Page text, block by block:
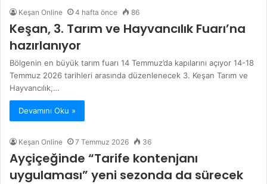
Keşan Online 4 hafta önce 86
Keşan, 3. Tarım ve Hayvancılık Fuarı’na
hazırlanıyor
Bölgenin en büyük tarım fuarı 14 Temmuz’da kapılarını açıyor 14-18
Temmuz 2026 tarihleri arasında düzenlenecek 3. Keşan Tarım ve
Hayvancılık,…
Devamını Oku »
Keşan Online 7 Temmuz 2026 36
Ayçiçeğinde “Tarife kontenjanı
uygulaması” yeni sezonda da sürecek